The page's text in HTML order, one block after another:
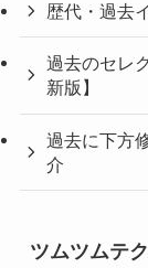
歴代・過去
過去のセレ
新版】
過去に下方
介
ツムツムテ